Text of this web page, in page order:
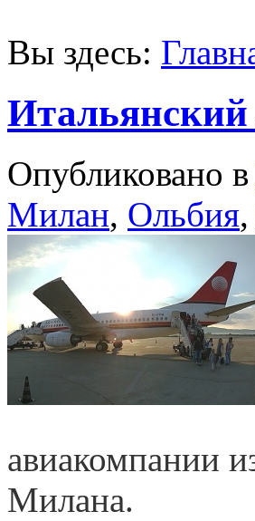
Вы здесь:
Итальянский
Опубликовано в
Милан, Ольбия,
авиакомпании
Милана.